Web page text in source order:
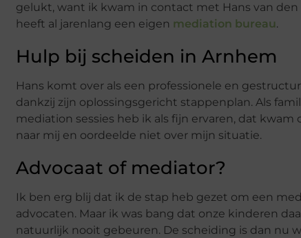
gelukt, want ik kwam in contact met Hans van
heeft al jarenlang een eigen mediation bureau.
Hulp bij scheiden in Arnhem
Hans komt over als een professionele en
dankzij zijn oplossingsgericht stappenplan. Als
mediation sessies heb ik als fijn ervaren, dat
naar mij en oordeelde niet over mijn situatie.
Advocaat of mediator?
Ik ben erg blij dat ik de stap heb gezet om een
advocaten. Maar ik was bang dat onze kinderen
natuurlijk nooit gebeuren. De scheiding is dan nu